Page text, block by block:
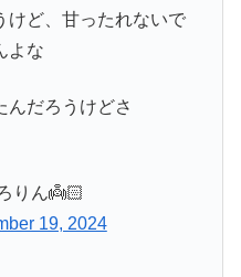
けど、甘ったれないで
よな
んだろうけどさ
りん👼🏻
19, 2024